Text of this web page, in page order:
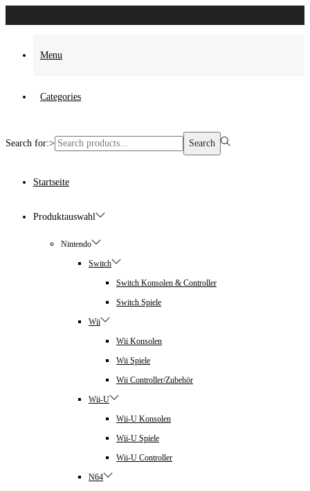
Menu
Categories
Search for:> Search
Startseite
Produktauswahl
Nintendo
Switch
Switch Konsolen & Controller
Switch Spiele
Wii
Wii Konsolen
Wii Spiele
Wii Controller/Zubehör
Wii-U
Wii-U Konsolen
Wii-U Spiele
Wii-U Controller
N64